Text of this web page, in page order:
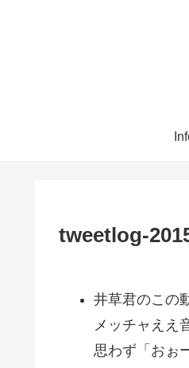
tweetlog-
井草君のこの
メッチャええ
思わず「おぉ